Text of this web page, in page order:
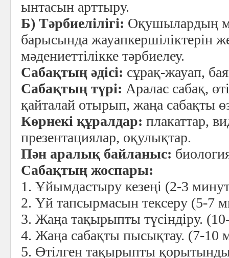
ынтасын арттыру.
Б) Тәрбиелілігі: Оқушылардың
барысында жауапкершіліктерін
мәдениеттілікке тәрбиелеу.
Сабақтың әдісі: сұрақ-жауап,
Сабақтың түрі: Аралас сабақ,
қайталай отырып, жаңа сабақты
Көрнекі құралдар: плакаттар,
презентациялар, оқулықтар.
Пән аралық байланыс:
Сабақтың жоспары:
1. Ұйымдастыру кезеңі (2-3
2. Үй тапсырмасын тексеру (5-7
3. Жаңа тақырыпты түсіндіру.
4. Жаңа сабақты пысықтау. (7-10
5. Өтілген тақырыпты